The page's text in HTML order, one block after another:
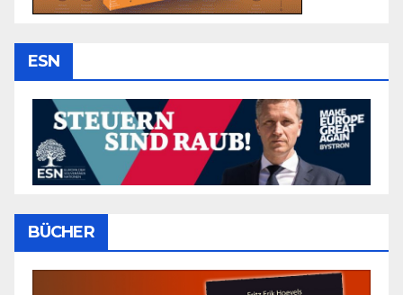
ESN
BÜCHER